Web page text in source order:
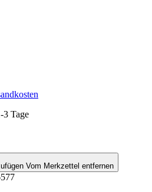
3 Tage
Vom Merkzettel entfernen